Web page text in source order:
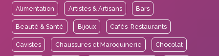
Alimentation Artistes & Artisans Bars
Beauté & Santé Bijoux Cafés-Restaurants
Cavistes Chaussures et Maroquinerie Chocolat